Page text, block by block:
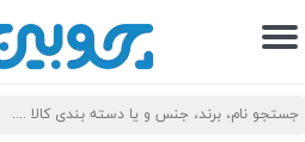
حساب کاربری من
تغییر گذر واژه